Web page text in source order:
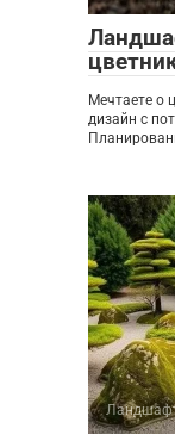
Мечтаете о
дизайн с